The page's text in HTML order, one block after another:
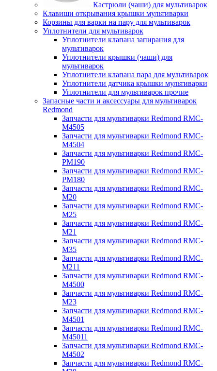
Кастрюли (чаши) для мультиварок
Клавиши открывания крышки мультиварки
Корзины для варки на пару для мультиварок
Уплотнители для мультиварок
Уплотнители клапана запирания для
мультиварок
Уплотнители крышки (чаши) для
мультиварок
Уплотнители клапана пара для мультиварок
Уплотнители датчика крышки мультиварки
Уплотнители для мультиварок прочие
Запасные части и аксессуары для мультиварок
Redmond
Запчасти для мультиварки Redmond RMC-
M4505
Запчасти для мультиварки Redmond RMC-
M4504
Запчасти для мультиварки Redmond RMC-
PM190
Запчасти для мультиварки Redmond RMC-
PM180
Запчасти для мультиварки Redmond RMC-
M20
Запчасти для мультиварки Redmond RMC-
M25
Запчасти для мультиварки Redmond RMC-
M21
Запчасти для мультиварки Redmond RMC-
M35
Запчасти для мультиварки Redmond RMC-
M211
Запчасти для мультиварки Redmond RMC-
M4500
Запчасти для мультиварки Redmond RMC-
M23
Запчасти для мультиварки Redmond RMC-
M4501
Запчасти для мультиварки Redmond RMC-
M45011
Запчасти для мультиварки Redmond RMC-
M4502
Запчасти для мультиварки Redmond RMC-